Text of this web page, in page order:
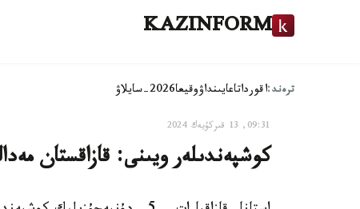
KAZINFORM
ترەند:اقورداتاعايىنداۋوقيعا2026-سايلاۋ
09:31, 13 قىركۇيەك 2024
كوشپەندىلەر ويىنى: قازاقستان مەدالدار